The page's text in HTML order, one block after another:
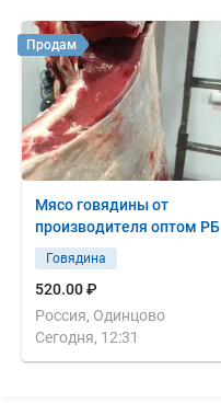
Мясо говядины от
производителя оптом РБ
Говядина
520.00 ₽
Россия, Одинцово
Сегодня, 12:31
Продам